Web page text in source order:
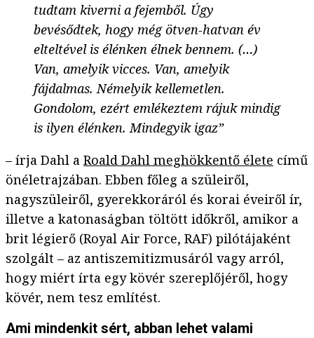
tudtam kiverni a fejemből. Úgy
bevésődtek, hogy még ötven-hatvan év
elteltével is élénken élnek bennem. (…)
Van, amelyik vicces. Van, amelyik
fájdalmas. Némelyik kellemetlen.
Gondolom, ezért emlékeztem rájuk mindig
is ilyen élénken. Mindegyik igaz”
– írja Dahl a Roald Dahl meghökkentő élete című
önéletrajzában. Ebben főleg a szüleiről,
nagyszüleiről, gyerekkoráról és korai éveiről ír,
illetve a katonaságban töltött időkről, amikor a
brit légierő (Royal Air Force, RAF) pilótájaként
szolgált – az antiszemitizmusáról vagy arról,
hogy miért írta egy kövér szereplőjéről, hogy
kövér, nem tesz említést.
Ami mindenkit sért, abban lehet valami